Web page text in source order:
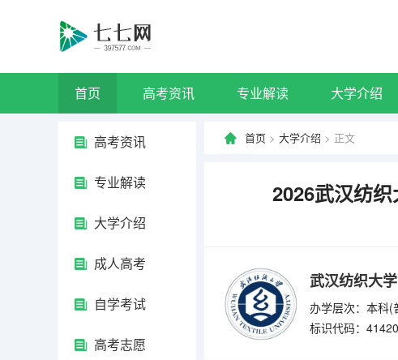
首页 高考资讯 专业解读 大学介绍
高考资讯
专业解读
大学介绍
成人高考
自学考试
高考志愿
首页 > 大学介绍 > 正文
2026武汉纺
武汉纺织大学
办学层次：本科(
标识代码：